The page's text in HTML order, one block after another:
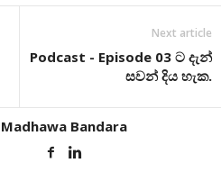
Next article
Podcast - Episode 03 ට දැන්
සවන් දිය හැක.
Madhawa Bandara